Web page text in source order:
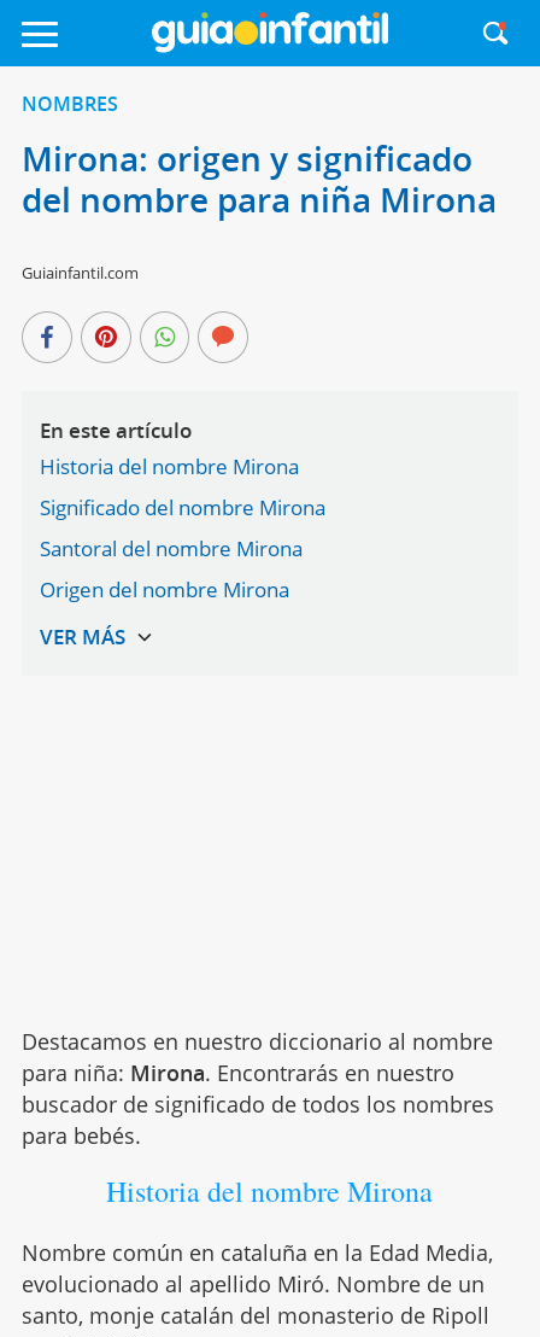
NOMBRES
Mirona: origen y significado
del nombre para niña Mirona
Guiainfantil.com
En este artículo
Historia del nombre Mirona
Significado del nombre Mirona
Santoral del nombre Mirona
Origen del nombre Mirona
Destacamos en nuestro diccionario al nombre
para niña: Mirona. Encontrarás en nuestro
buscador de significado de todos los nombres
para bebés.
Historia del nombre Mirona
Nombre común en cataluña en la Edad Media,
evolucionado al apellido Miró. Nombre de un
santo, monje catalán del monasterio de Ripoll